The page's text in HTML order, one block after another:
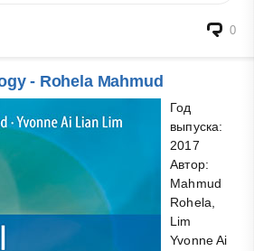
0
- Rohela Mahmud
Год
выпуска:
2017
Автор:
Mahmud
Rohela,
Lim
Yvonne Ai